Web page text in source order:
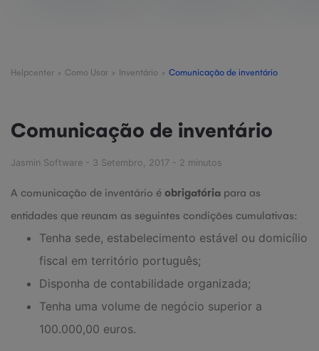
Helpcenter > Como Usar > Inventário > Comunicação de inventário
Comunicação de inventário
Jasmin Software - 3 Setembro, 2017 - 2 minutos
A comunicação de inventário é obrigatória para as
entidades que reunam as seguintes condições cumulativas:
Tenha sede, estabelecimento estável ou domicílio
fiscal em território português;
Disponha de contabilidade organizada;
Tenha uma volume de negócio superior a
100.000,00 euros.